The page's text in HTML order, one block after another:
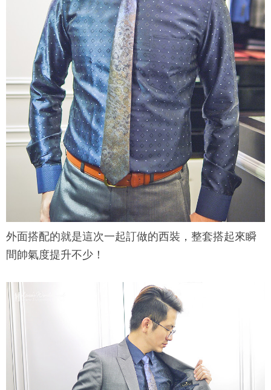
外面搭配的就是這次一起訂做的西裝，整套搭起來瞬
間帥氣度提升不少！